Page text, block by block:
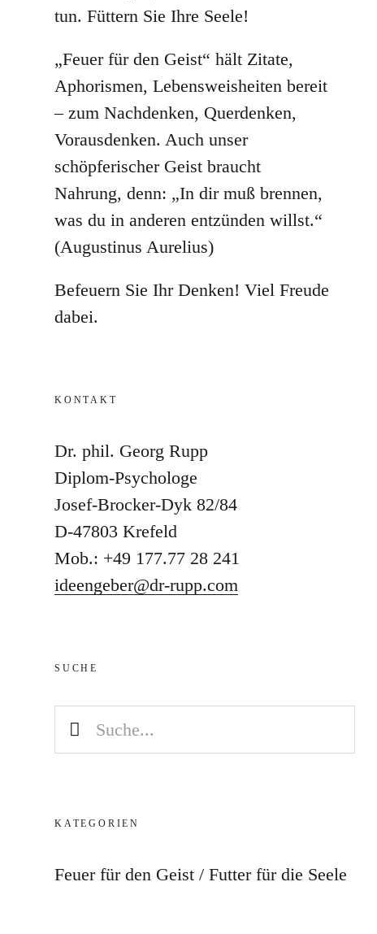
tun. Füttern Sie Ihre Seele!
„Feuer für den Geist“ hält Zitate,
Aphorismen, Lebensweisheiten bereit
– zum Nachdenken, Querdenken,
Vorausdenken. Auch unser
schöpferischer Geist braucht
Nahrung, denn: „In dir muß brennen,
was du in anderen entzünden willst.“
(Augustinus Aurelius)
Befeuern Sie Ihr Denken! Viel Freude
dabei.
KONTAKT
Dr. phil. Georg Rupp
Diplom-Psychologe
Josef-Brocker-Dyk 82/84
D-47803 Krefeld
Mob.: +49 177.77 28 241
ideengeber@dr-rupp.com
SUCHE
KATEGORIEN
Feuer für den Geist Futter für die Seele